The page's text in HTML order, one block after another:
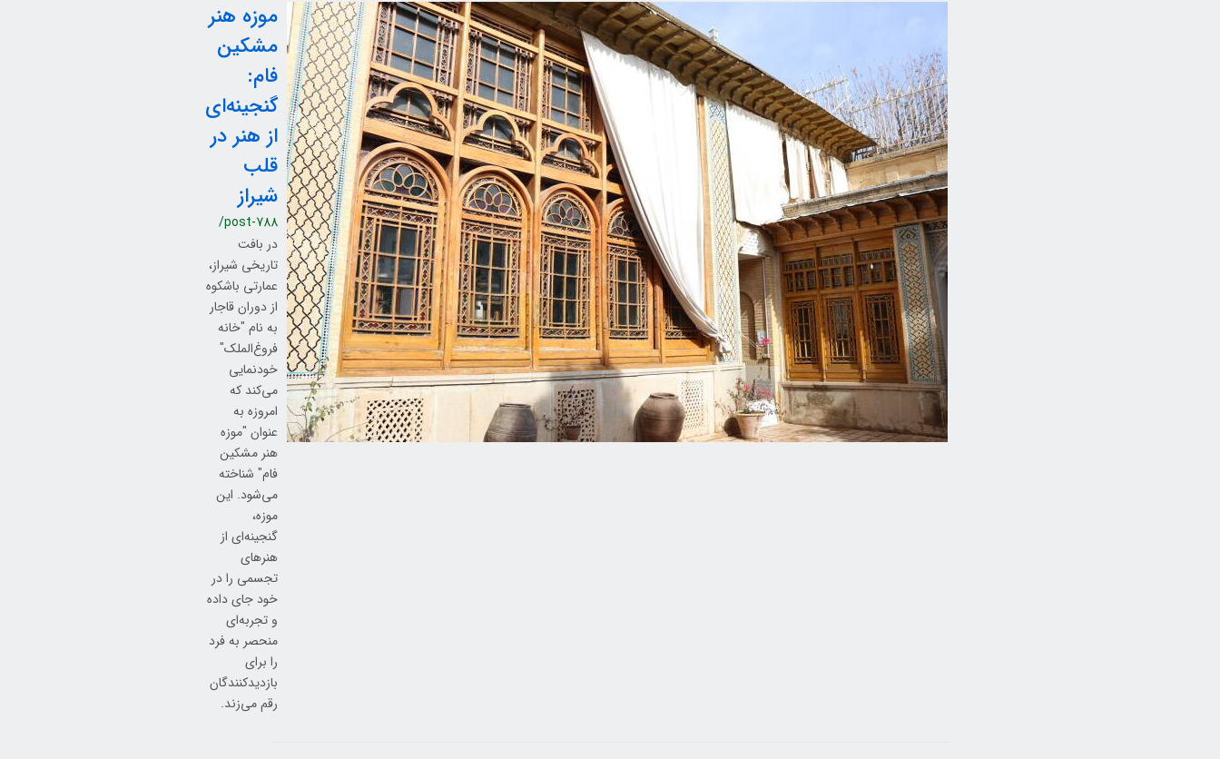
موزه هنر
مشکین
فام:
گنجینه‌ای
از هنر در
قلب
شیراز
/post-788
در بافت
تاریخی شیراز،
عمارتی باشکوه
از دوران قاجار
به نام "خانه
فروغ‌الملک"
خودنمایی
می‌کند که
امروزه به
عنوان "موزه
هنر مشکین
فام" شناخته
می‌شود. این
موزه،
گنجینه‌ای از
هنرهای
تجسمی را در
خود جای داده
و تجربه‌ای
منحصر به فرد
را برای
بازدیدکنندگان
رقم می‌زند.